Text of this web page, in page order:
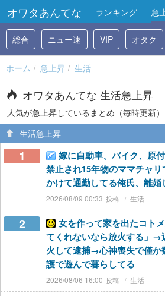
オワタあんてな ランキング 急
総合 ニュー速 VIP オタク
ホーム 急上昇 生活
オワタあんてな 生活急上昇
人気が急上昇しているまとめ（毎時更新）
生活急上昇
1
嫁に自動車、バイク、原
禁止され15年物のママチャ
かけて通勤してる俺氏、離婚
2026/08/09 00:33 生活
2
女を作って家を出たコト
てくれないなら放火する」→
火して逮捕→心神喪失で僅
護で遊んで暮らしてる
2026/08/06 16:00 生活